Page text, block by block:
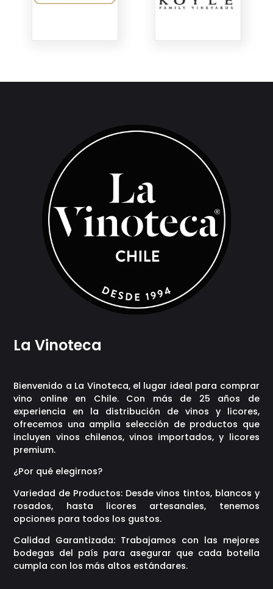
La Vinoteca
Bienvenido a La Vinoteca, el lugar ideal para comprar
vino online en Chile. Con más de 25 años de
experiencia en la distribución de vinos y licores,
ofrecemos una amplia selección de productos que
incluyen vinos chilenos, vinos importados, y licores
premium.
¿Por qué elegirnos?
Variedad de Productos: Desde vinos tintos, blancos y
rosados, hasta licores artesanales, tenemos
opciones para todos los gustos.
Calidad Garantizada: Trabajamos con las mejores
bodegas del país para asegurar que cada botella
cumpla con los más altos estándares.